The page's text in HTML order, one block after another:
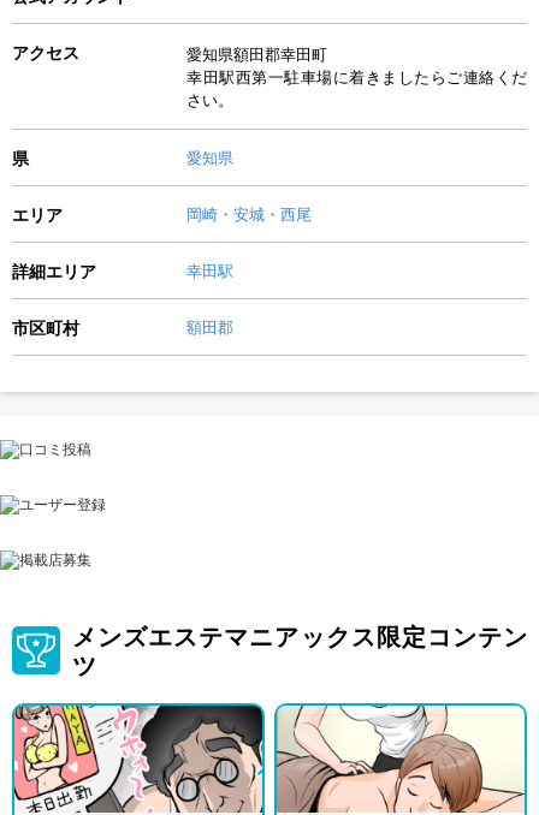
アクセス
愛知県額田郡幸田町
幸田駅西第一駐車場に着きましたらご連絡くだ
さい。
県 愛知県
エリア 岡崎・安城・西尾
詳細エリア 幸田駅
市区町村 額田郡
メンズエステマニアックス限定コンテン
ツ